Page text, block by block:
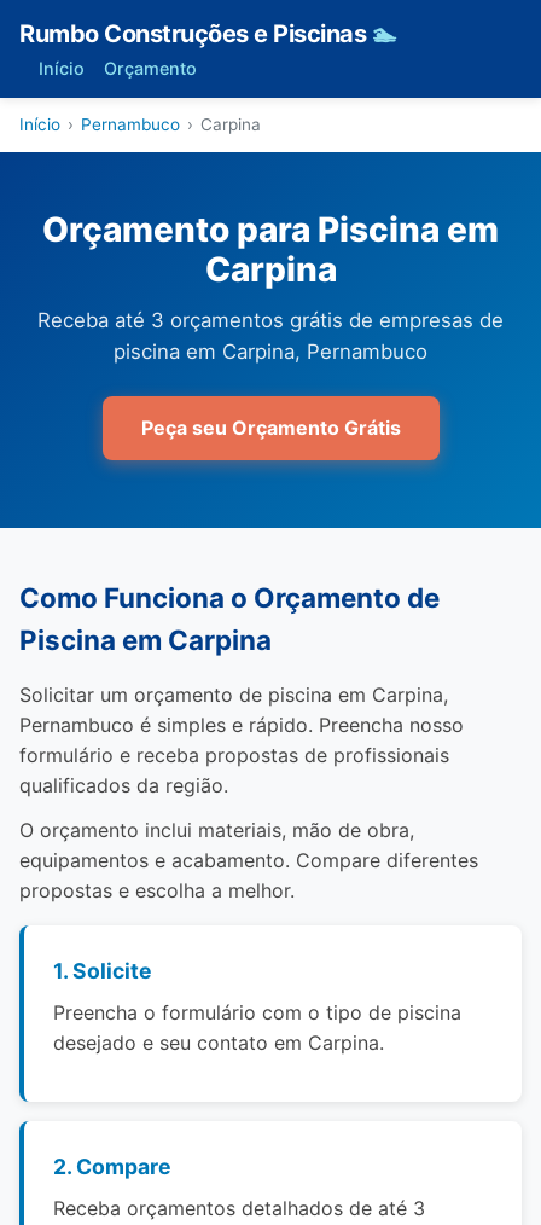
Rumbo Construções e Piscinas 🏊
Início Orçamento
Início › Pernambuco › Carpina
Orçamento para Piscina em
Carpina
Receba até 3 orçamentos grátis de empresas de
piscina em Carpina, Pernambuco
Peça seu Orçamento Grátis
Como Funciona o Orçamento de
Piscina em Carpina
Solicitar um orçamento de piscina em Carpina,
Pernambuco é simples e rápido. Preencha nosso
formulário e receba propostas de profissionais
qualificados da região.
O orçamento inclui materiais, mão de obra,
equipamentos e acabamento. Compare diferentes
propostas e escolha a melhor.
1. Solicite
Preencha o formulário com o tipo de piscina
desejado e seu contato em Carpina.
2. Compare
Receba orçamentos detalhados de até 3